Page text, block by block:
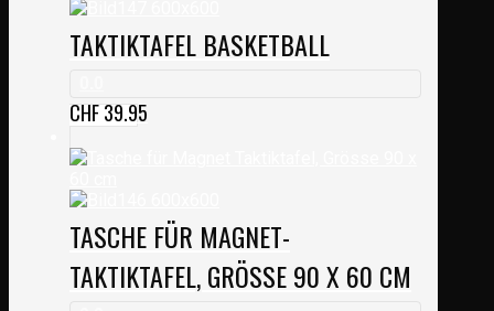
TAKTIKTAFEL BASKETBALL
CHF39.95
TASCHE FÜR MAGNET-
TAKTIKTAFEL, GRÖSSE 90 X 60 CM